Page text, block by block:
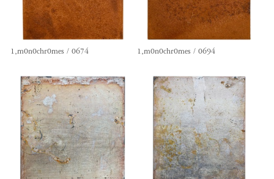
1,m0n0chr0mes / 0674 1,m0n0chr0mes / 0694